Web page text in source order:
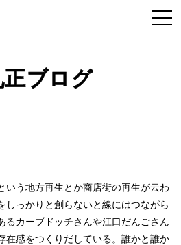
正ブログ
いう地方再生とか商店街の再生が云わ
しっかりと創らないと線にはつながら
るカーブドッチさんや江口だんごさん
在感をつくりだしている。誰かと誰か